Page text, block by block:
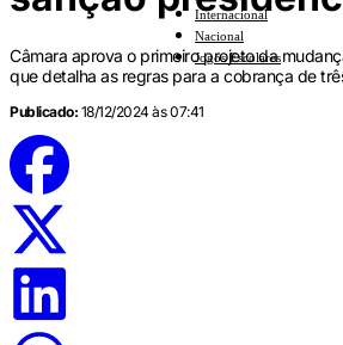
Internacional
Nacional
Jogos Escolares
Câmara aprova o primeiro projeto da
que detalha as regras para a cobrança de
Publicado: 18/12/2024 às 07:41